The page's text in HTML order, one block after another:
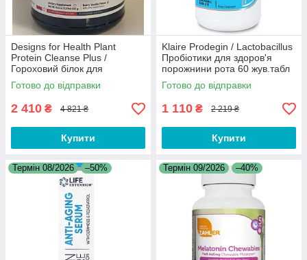
Designs for Health Plant
Protein Cleanse Plus /
Гороховий білок для
підтримки детоксикації 555 г
08/2026
Готово до відправки
2 410 ₴ 4 821 ₴
Купити
Klaire Prodegin / Lactobacillus
Пробіотики для здоров'я
порожнини рота 60 жув.табл
Термін 08/2026
Готово до відправки
1 110 ₴ 2 219 ₴
Купити
Термін 08/2026 –50% Термін 09/2026 –40%